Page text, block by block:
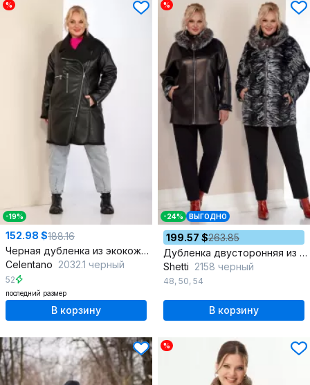
%
-19%
152.98 $188.16
Черная дубленка из экокожи до колена с молниями
Celentano 2032.1 черный
52
последний размер
В корзину
%
-24% ВЫГОДНО
199.57 $263.85
Дубленка двусторонняя из искусственного меха с меховой опушкой
Shetti 2158 черный
48, 50, 54
В корзину
%